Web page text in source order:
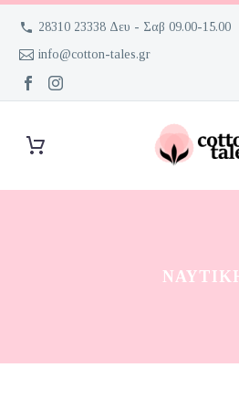
28310 23338 Δευ - Σαβ 09.00-15.00
info@cotton-tales.gr